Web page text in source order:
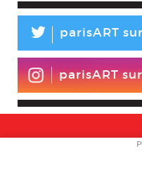
L parisART
parisART